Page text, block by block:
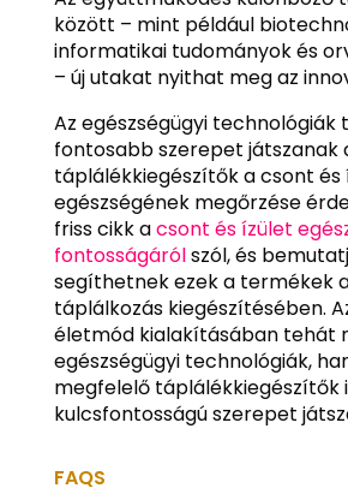
között – mint például
informatikai tudományok és
– új utakat nyithat meg az
Az egészségügyi technológiák
fontosabb szerepet játszanak
táplálékkiegészítők a csont és
egészségének megőrzése
friss cikk acsont és ízület
fontosságárólszól, és
segíthetnek ezek a termékek
táplálkozás kiegészítésében.
életmód kialakításában tehát
egészségügyi technológiák,
megfelelő táplálékkiegészítők
kulcsfontosságú szerepet
FAQS